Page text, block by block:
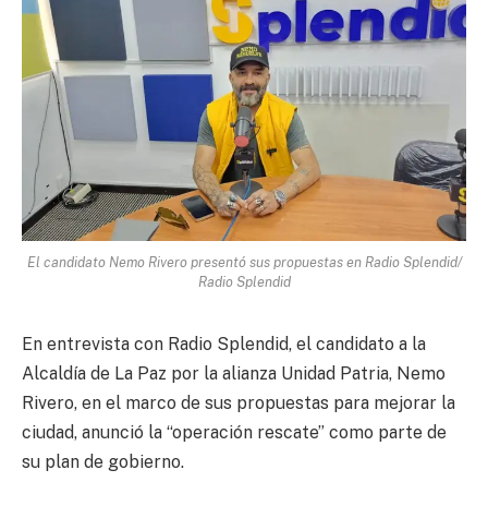
El candidato Nemo Rivero presentó sus propuestas en Radio Splendid/
Radio Splendid
En entrevista con Radio Splendid, el candidato a la
Alcaldía de La Paz por la alianza Unidad Patria, Nemo
Rivero, en el marco de sus propuestas para mejorar la
ciudad, anunció la “operación rescate” como parte de
su plan de gobierno.